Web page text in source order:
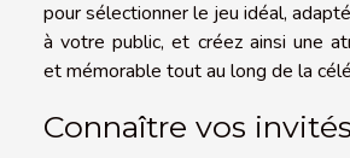
pour sélectionner le jeu idéal,
à votre public, et créez ainsi une
et mémorable tout au long de la
Connaître vos invités